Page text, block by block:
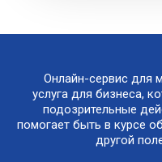
Онлайн-сервис для
услуга для бизнеса,
подозрительные
помогает быть в курсе
другой